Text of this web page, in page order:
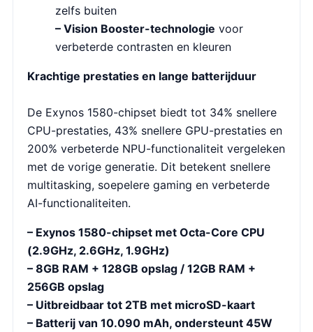
zelfs buiten
– Vision Booster-technologie voor
verbeterde contrasten en kleuren
Krachtige prestaties en lange batterijduur
De Exynos 1580-chipset biedt tot 34% snellere
CPU-prestaties, 43% snellere GPU-prestaties en
200% verbeterde NPU-functionaliteit vergeleken
met de vorige generatie. Dit betekent snellere
multitasking, soepelere gaming en verbeterde
AI-functionaliteiten.
– Exynos 1580-chipset met Octa-Core CPU
(2.9GHz, 2.6GHz, 1.9GHz)
– 8GB RAM + 128GB opslag / 12GB RAM +
256GB opslag
– Uitbreidbaar tot 2TB met microSD-kaart
– Batterij van 10.090 mAh, ondersteunt 45W